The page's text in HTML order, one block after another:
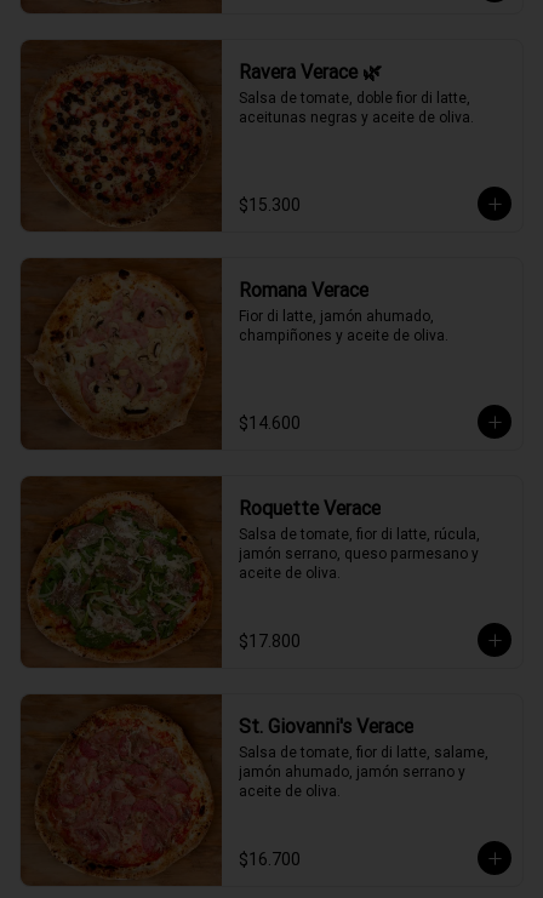
Ravera Verace 🌿
Salsa de tomate, doble fior di latte,
aceitunas negras y aceite de oliva.
$15.300
Romana Verace
Fior di latte, jamón ahumado,
champiñones y aceite de oliva.
$14.600
Roquette Verace
Salsa de tomate, fior di latte, rúcula,
jamón serrano, queso parmesano y
aceite de oliva.
$17.800
St. Giovanni's Verace
Salsa de tomate, fior di latte, salame,
jamón ahumado, jamón serrano y
aceite de oliva.
$16.700